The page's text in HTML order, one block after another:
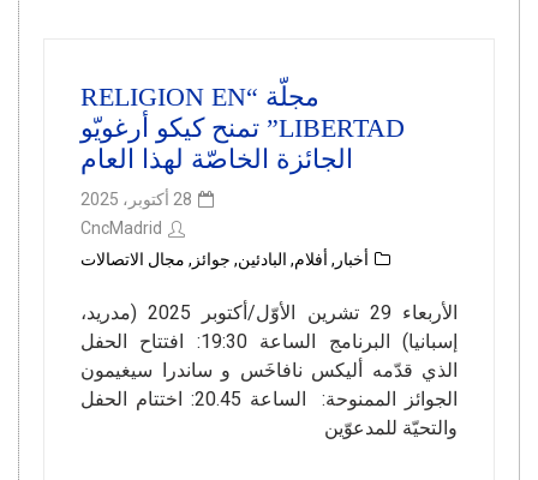
مجلّة “RELIGION EN
LIBERTAD” تمنح كيكو أرغويّو
الجائزة الخاصّة لهذا العام
28 أكتوبر، 2025
CncMadrid
أخبار , أفلام, البادئين, جوائز , مجال الاتصالات
الأربعاء 29 تشرين الأوّل/أكتوبر 2025 (مدريد،
إسبانيا) البرنامج الساعة 19:30: افتتاح الحفل
الذي قدّمه أليكس نافاخَس و ساندرا سيغيمون
الجوائز الممنوحة: الساعة 20.45: اختتام الحفل
والتحيّة للمدعوّين